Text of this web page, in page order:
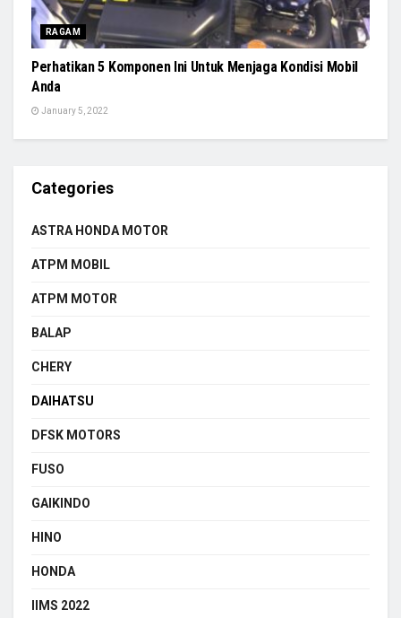
RAGAM
Perhatikan 5 Komponen Ini Untuk Menjaga Kondisi Mobil
Anda
January 5, 2022
Categories
ASTRA HONDA MOTOR
ATPM MOBIL
ATPM MOTOR
BALAP
CHERY
DAIHATSU
DFSK MOTORS
FUSO
GAIKINDO
HINO
HONDA
IIMS 2022